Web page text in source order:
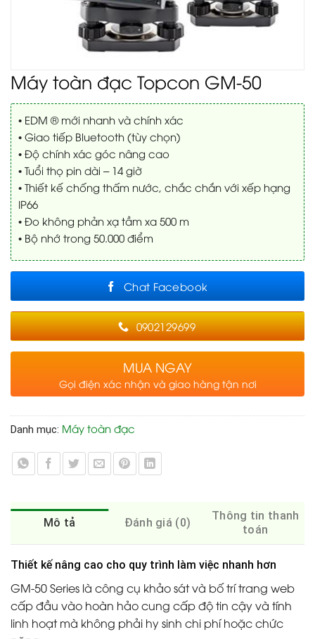
Máy toàn đạc Topcon GM-50
• EDM ® mới nhanh và chính xác
• Giao tiếp Bluetooth (tùy chọn)
• Độ chính xác góc nâng cao
• Tuổi thọ pin dài – 14 giờ
• Thiết kế chống thấm nước, chắc chắn với xếp hạng
IP66
• Đo không phản xạ tầm xa 500 m
• Bộ nhớ trong 50.000 điểm
Chat Facebook
0902129699
MUA NGAY
Gọi điện xác nhận và giao hàng tận nơi
Danh mục: Máy toàn đạc
Mô tả Đánh giá (0)
Thông tin thanh
toán
Thiết kế nâng cao cho quy trình làm việc nhanh hơn
GM-50 Series là công cụ khảo sát và bố trí trang web
cấp đầu vào hoàn hảo cung cấp độ tin cậy và tính
linh hoạt mà không phải hy sinh chi phí hoặc chức